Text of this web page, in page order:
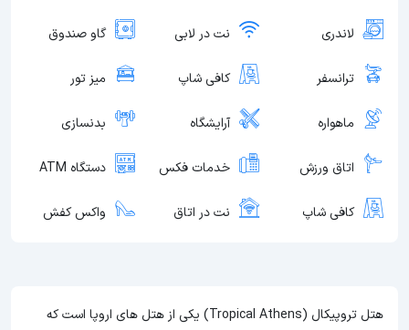
لاندری نت در لابی گاو صندوق
ترانسفر کافی شاپ میز تور
ماهواره آرایشگاه بدنسازی
اتاق ورزش خدمات فکس دستگاه ATM
کافی شاپ نت در اتاق واکس کفش
هتل تروپیکال (Tropical Athens) یکی از هتل های اروپا است که